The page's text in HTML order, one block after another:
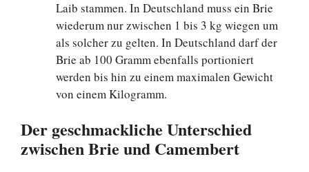
Laib stammen. In Deutschland muss ein Brie
wiederum nur zwischen 1 bis 3 kg wiegen um
als solcher zu gelten. In Deutschland darf der
Brie ab 100 Gramm ebenfalls portioniert
werden bis hin zu einem maximalen Gewicht
von einem Kilogramm.
Der geschmackliche Unterschied
zwischen Brie und Camembert